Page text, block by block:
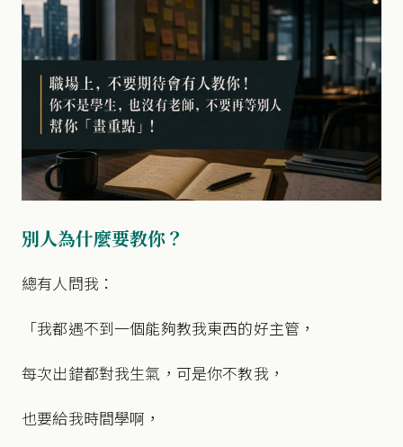
別人為什麼要教你？
總有人問我：
「我都遇不到一個能夠教我東西的好主管，
每次出錯都對我生氣，可是你不教我，
也要給我時間學啊，